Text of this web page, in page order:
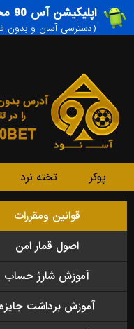
اپلیکیشن آس 90 مختص اندروید
(دسترسی آسان و بدون
پوکر تخته نرد
قوانین ومقررات
اصول قمار امن
آموزش شارژ حساب
آموزش برداشت جایزه